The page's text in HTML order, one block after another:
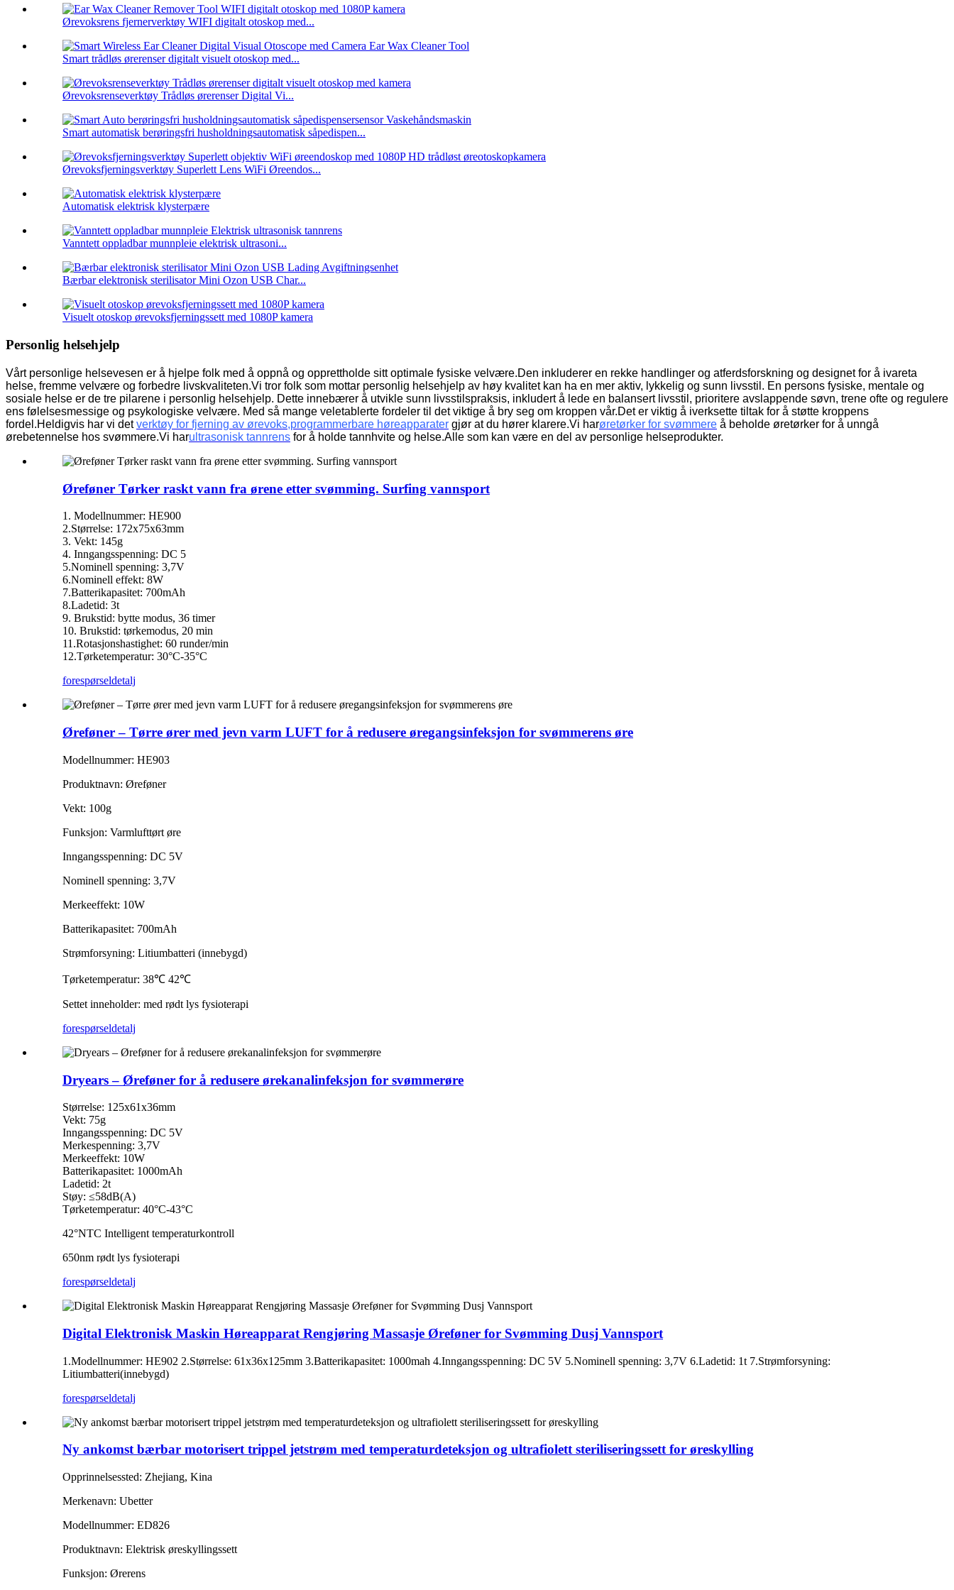
Ørevoksrens fjernerverktøy WIFI digitalt otoskop med...
Smart trådløs ørerenser digitalt visuelt otoskop med...
Ørevoksrenseverktøy Trådløs ørerenser Digital Vi...
Smart automatisk berøringsfri husholdningsautomatisk såpedispen...
Ørevoksfjerningsverktøy Superlett Lens WiFi Øreendos...
Automatisk elektrisk klysterpære
Vanntett oppladbar munnpleie elektrisk ultrasoni...
Bærbar elektronisk sterilisator Mini Ozon USB Char...
Visuelt otoskop ørevoksfjerningssett med 1080P kamera
Personlig helsehjelp
Vårt personlige helsevesen er å hjelpe folk med å oppnå og opprettholde sitt optimale fysiske velvære.Den inkluderer en rekke handlinger og atferdsforskning og designet for å ivareta
helse, fremme velvære og forbedre livskvaliteten.Vi tror folk som mottar personlig helsehjelp av høy kvalitet kan ha en mer aktiv, lykkelig og sunn livsstil. En persons fysiske, mentale og
sosiale helse er de tre pilarene i personlig helsehjelp. Dette innebærer å utvikle sunn livsstilspraksis, inkludert å lede en balansert livsstil, prioritere avslappende søvn, trene ofte og regulere
ens følelsesmessige og psykologiske velvære. Med så mange veletablerte fordeler til det viktige å bry seg om kroppen vår.Det er viktig å iverksette tiltak for å støtte kroppens
fordel.Heldigvis har vi det verktøy for fjerning av ørevoks,programmerbare høreapparater gjør at du hører klarere.Vi harøretørker for svømmere å beholde øretørker for å unngå
ørebetennelse hos svømmere.Vi harultrasonisk tannrens for å holde tannhvite og helse.Alle som kan være en del av personlige helseprodukter.
Øreføner Tørker raskt vann fra ørene etter svømming. Surfing vannsport
1. Modellnummer: HE900
2.Størrelse: 172x75x63mm
3. Vekt: 145g
4. Inngangsspenning: DC 5
5.Nominell spenning: 3,7V
6.Nominell effekt: 8W
7.Batterikapasitet: 700mAh
8.Ladetid: 3t
9. Brukstid: bytte modus, 36 timer
10. Brukstid: tørkemodus, 20 min
11.Rotasjonshastighet: 60 runder/min
12.Tørketemperatur: 30°C-35°C
forespørseldetalj
Øreføner – Tørre ører med jevn varm LUFT for å redusere øregangsinfeksjon for svømmerens øre
Modellnummer: HE903
Produktnavn: Øreføner
Vekt: 100g
Funksjon: Varmlufttørt øre
Inngangsspenning: DC 5V
Nominell spenning: 3,7V
Merkeeffekt: 10W
Batterikapasitet: 700mAh
Strømforsyning: Litiumbatteri (innebygd)
Tørketemperatur: 38℃ 42℃
Settet inneholder: med rødt lys fysioterapi
forespørseldetalj
Dryears – Øreføner for å redusere ørekanalinfeksjon for svømmerøre
Størrelse: 125x61x36mm
Vekt: 75g
Inngangsspenning: DC 5V
Merkespenning: 3,7V
Merkeeffekt: 10W
Batterikapasitet: 1000mAh
Ladetid: 2t
Støy: ≤58dB(A)
Tørketemperatur: 40°C-43°C
42°NTC Intelligent temperaturkontroll
650nm rødt lys fysioterapi
forespørseldetalj
Digital Elektronisk Maskin Høreapparat Rengjøring Massasje Øreføner for Svømming Dusj Vannsport
1.Modellnummer: HE902 2.Størrelse: 61x36x125mm 3.Batterikapasitet: 1000mah 4.Inngangsspenning: DC 5V 5.Nominell spenning: 3,7V 6.Ladetid: 1t 7.Strømforsyning:
Litiumbatteri(innebygd)
forespørseldetalj
Ny ankomst bærbar motorisert trippel jetstrøm med temperaturdeteksjon og ultrafiolett steriliseringssett for øreskylling
Opprinnelsessted: Zhejiang, Kina
Merkenavn: Ubetter
Modellnummer: ED826
Produktnavn: Elektrisk øreskyllingssett
Funksjon: Ørerens